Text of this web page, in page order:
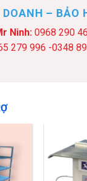
DOANH – BẢO
Ninh: 0968 290
279 996 -0348